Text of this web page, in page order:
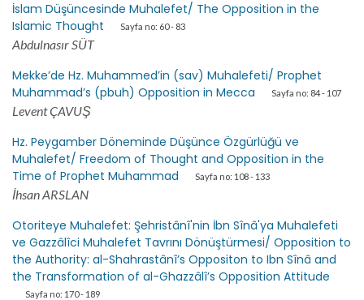
İslam Düşüncesinde Muhalefet/ The Opposition in the
Islamic Thought
Sayfa no: 60 - 83
Abdulnasır SÜT
Mekke’de Hz. Muhammed’in (sav) Muhalefeti/ Prophet
Muhammad’s (pbuh) Opposition in Mecca
Sayfa no: 84 - 107
Levent ÇAVUŞ
Hz. Peygamber Döneminde Düşünce Özgürlüğü ve
Muhalefet/ Freedom of Thought and Opposition in the
Time of Prophet Muhammad
Sayfa no: 108 - 133
İhsan ARSLAN
Otoriteye Muhalefet: Şehristânî'nin İbn Sînâ'ya Muhalefeti
ve Gazzâlîci Muhalefet Tavrını Dönüştürmesi/ Opposition to
the Authority: al-Shahrastânî’s Oppositon to Ibn Sînâ and
the Transformation of al-Ghazzâlî’s Opposition Attitude
Sayfa no: 170 - 189